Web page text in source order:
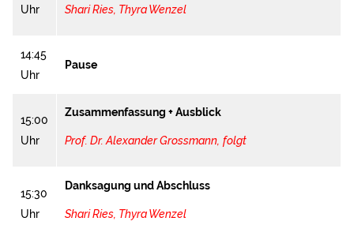
Uhr
Shari Ries Thyra Wenzel
14:45
Uhr
Pause
15:00
Uhr
Zusammenfassung + Ausblick
Prof. Dr. Alexander Grossmann, folgt
15:30
Uhr
Danksagung und Abschluss
Shari Ries, Thyra Wenzel